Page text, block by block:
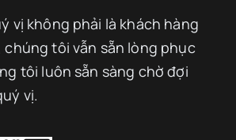
vị không phải là khách hàng
tôi vẫn sẵn lòng phục
tôi luôn sẵn sàng chờ đợi
vị.